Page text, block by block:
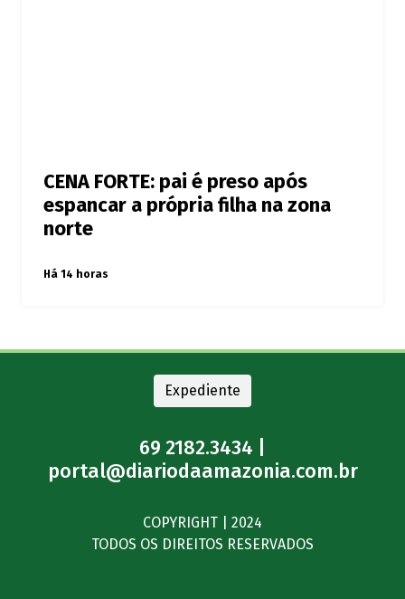
CENA FORTE: pai é preso após
espancar a própria filha na zona
norte
Há 14 horas
Expediente
69 2182.3434 |
portal@diariodaamazonia.com.br
COPYRIGHT | 2024
TODOS OS DIREITOS RESERVADOS